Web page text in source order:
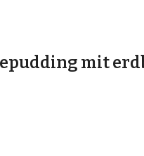
mit